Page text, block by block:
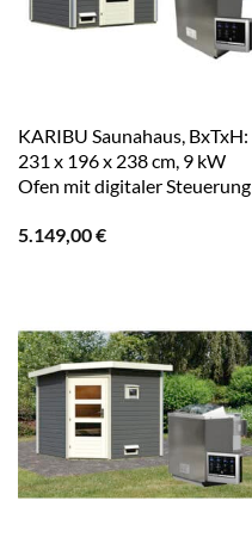
KARIBU Saunahaus, BxTxH:
231 x 196 x 238 cm, 9 kW
Ofen mit digitaler Steuerung
5.149,00€